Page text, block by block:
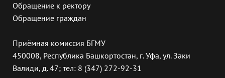
Обращение к ректору
Обращение граждан
Приёмная комиссия БГМУ
450008, Республика Башкортостан, г. Уфа, ул. Заки
Валиди, д. 47; тел: 8 (347) 272-92-31